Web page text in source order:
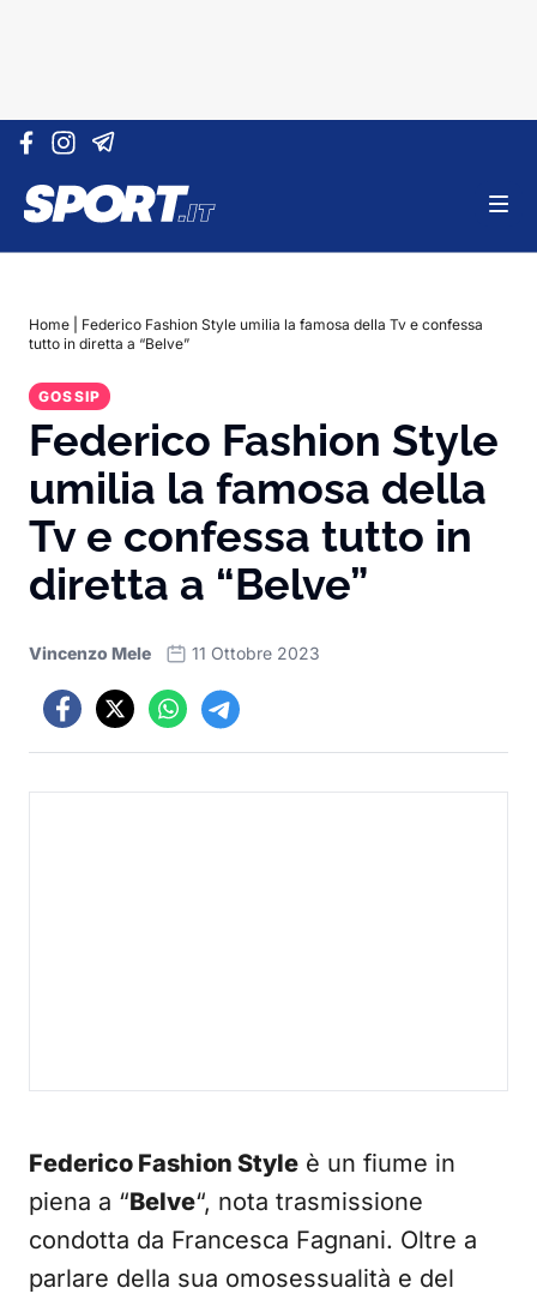
Vai al contenuto
Home
Federico Fashion Style umilia la famosa della Tv e confessa
tutto in diretta a “Belve”
GOSSIP
Federico Fashion Style
umilia la famosa della
Tv e confessa tutto in
diretta a “Belve”
Vincenzo Mele 11 Ottobre 2023
Federico Fashion Style è un fiume in
piena a “Belve“, nota trasmissione
condotta da Francesca Fagnani. Oltre a
parlare della sua omosessualità e del